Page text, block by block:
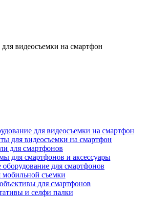
видеосъемки на смартфон
для видеосъемки на смартфон
для видеосъемки на смартфон
для смартфонов
для смартфонов и аксессуары
оборудование для смартфонов
мобильной съемки
для смартфонов
и селфи палки